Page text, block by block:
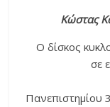
Κώστας
Ο δίσκος
σε
Πανεπιστημίου